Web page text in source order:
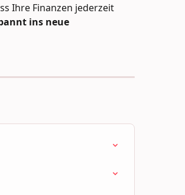
Ihre Finanzen jederzeit
ins neue